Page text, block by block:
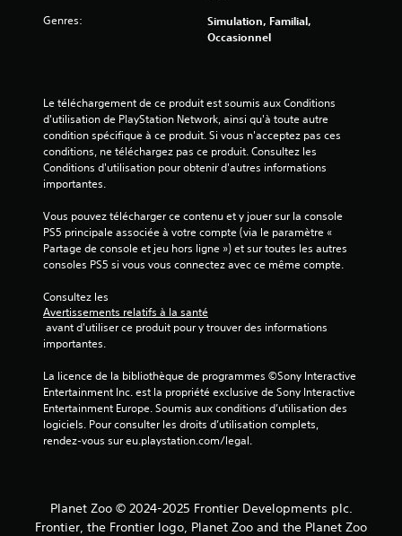
Genres:
Simulation, Familial,
Occasionnel
Le téléchargement de ce produit est soumis aux Conditions
d'utilisation de PlayStation Network, ainsi qu'à toute autre
condition spécifique à ce produit. Si vous n'acceptez pas ces
conditions, ne téléchargez pas ce produit. Consultez les
Conditions d'utilisation pour obtenir d'autres informations
importantes.
Vous pouvez télécharger ce contenu et y jouer sur la console
PS5 principale associée à votre compte (via le paramètre «
Partage de console et jeu hors ligne ») et sur toutes les autres
consoles PS5 si vous vous connectez avec ce même compte.
Consultez les
Avertissements relatifs à la santé
importantes.
La licence de la bibliothèque de programmes ©Sony Interactive
Entertainment Inc. est la propriété exclusive de Sony Interactive
Entertainment Europe. Soumis aux conditions d’utilisation des
logiciels. Pour consulter les droits d’utilisation complets,
rendez-vous sur eu.playstation.com/legal.
Planet Zoo © 2024-2025 Frontier Developments plc.
Frontier, the Frontier logo, Planet Zoo and the Planet Zoo